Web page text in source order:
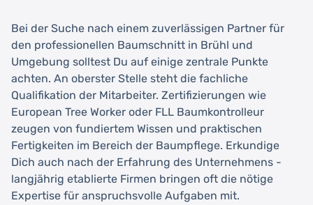
Bei der Suche nach einem zuverlässigen Partner für
den professionellen Baumschnitt in Brühl und
Umgebung solltest Du auf einige zentrale Punkte
achten. An oberster Stelle steht die fachliche
Qualifikation der Mitarbeiter. Zertifizierungen wie
European Tree Worker oder FLL Baumkontrolleur
zeugen von fundiertem Wissen und praktischen
Fertigkeiten im Bereich der Baumpflege. Erkundige
Dich auch nach der Erfahrung des Unternehmens -
langjährig etablierte Firmen bringen oft die nötige
Expertise für anspruchsvolle Aufgaben mit.